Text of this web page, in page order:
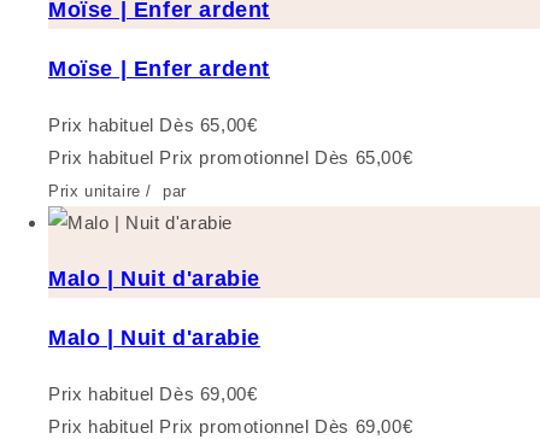
Moïse | Enfer ardent
Moïse | Enfer ardent
Prix habituel Dès 65,00€
Prix habituel Prix promotionnel Dès 65,00€
Prix unitaire / par
Malo | Nuit d'arabie
Malo | Nuit d'arabie
Prix habituel Dès 69,00€
Prix habituel Prix promotionnel Dès 69,00€